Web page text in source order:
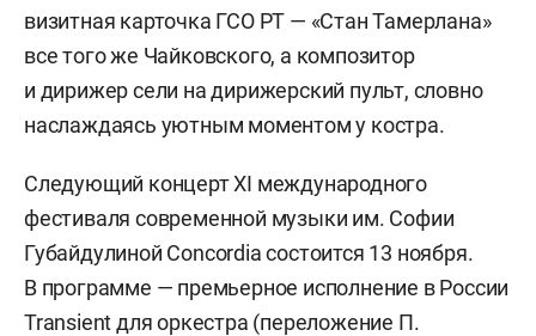
визитная карточка ГСО РТ — «Стан Тамерлана»
все того же Чайковского, а композитор
и дирижер сели на дирижерский пульт, словно
наслаждаясь уютным моментом у костра.
Следующий концерт XI международного
фестиваля современной музыки им. Софии
Губайдулиной Concordia состоится 13 ноября.
В программе — премьерное исполнение в России
Transient для оркестра (переложение П.